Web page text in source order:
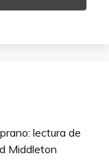
lectura de
Middleton